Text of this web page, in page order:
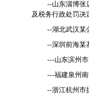
--山东淄博张
及税务行政处罚决
--湖北武汉某
--深圳前海某
---山东滨州
---福建泉州
--浙江杭州市